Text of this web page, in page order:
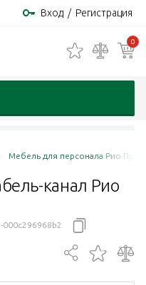
Вход / Регистрация
0
Мебель для персонала Рио
канал Рио